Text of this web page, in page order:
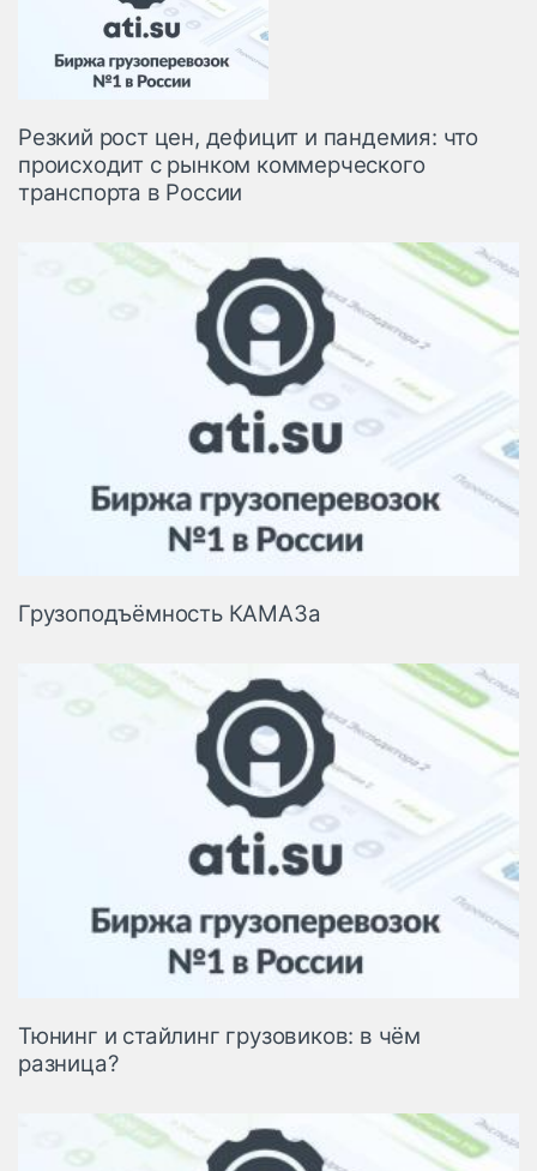
Резкий рост цен, дефицит и пандемия: что
происходит с рынком коммерческого
транспорта в России
Грузоподъёмность КАМАЗа
Тюнинг и стайлинг грузовиков: в чём
разница?